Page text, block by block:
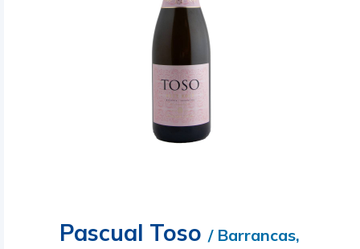
Pascual Toso / Barrancas,